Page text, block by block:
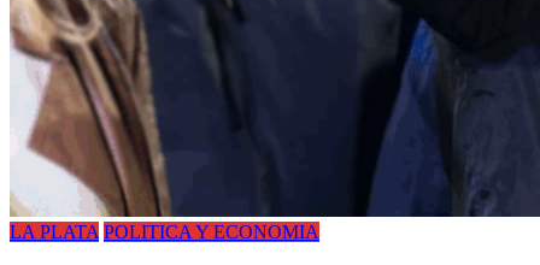
LA PLATA POLITICA Y ECONOMIA